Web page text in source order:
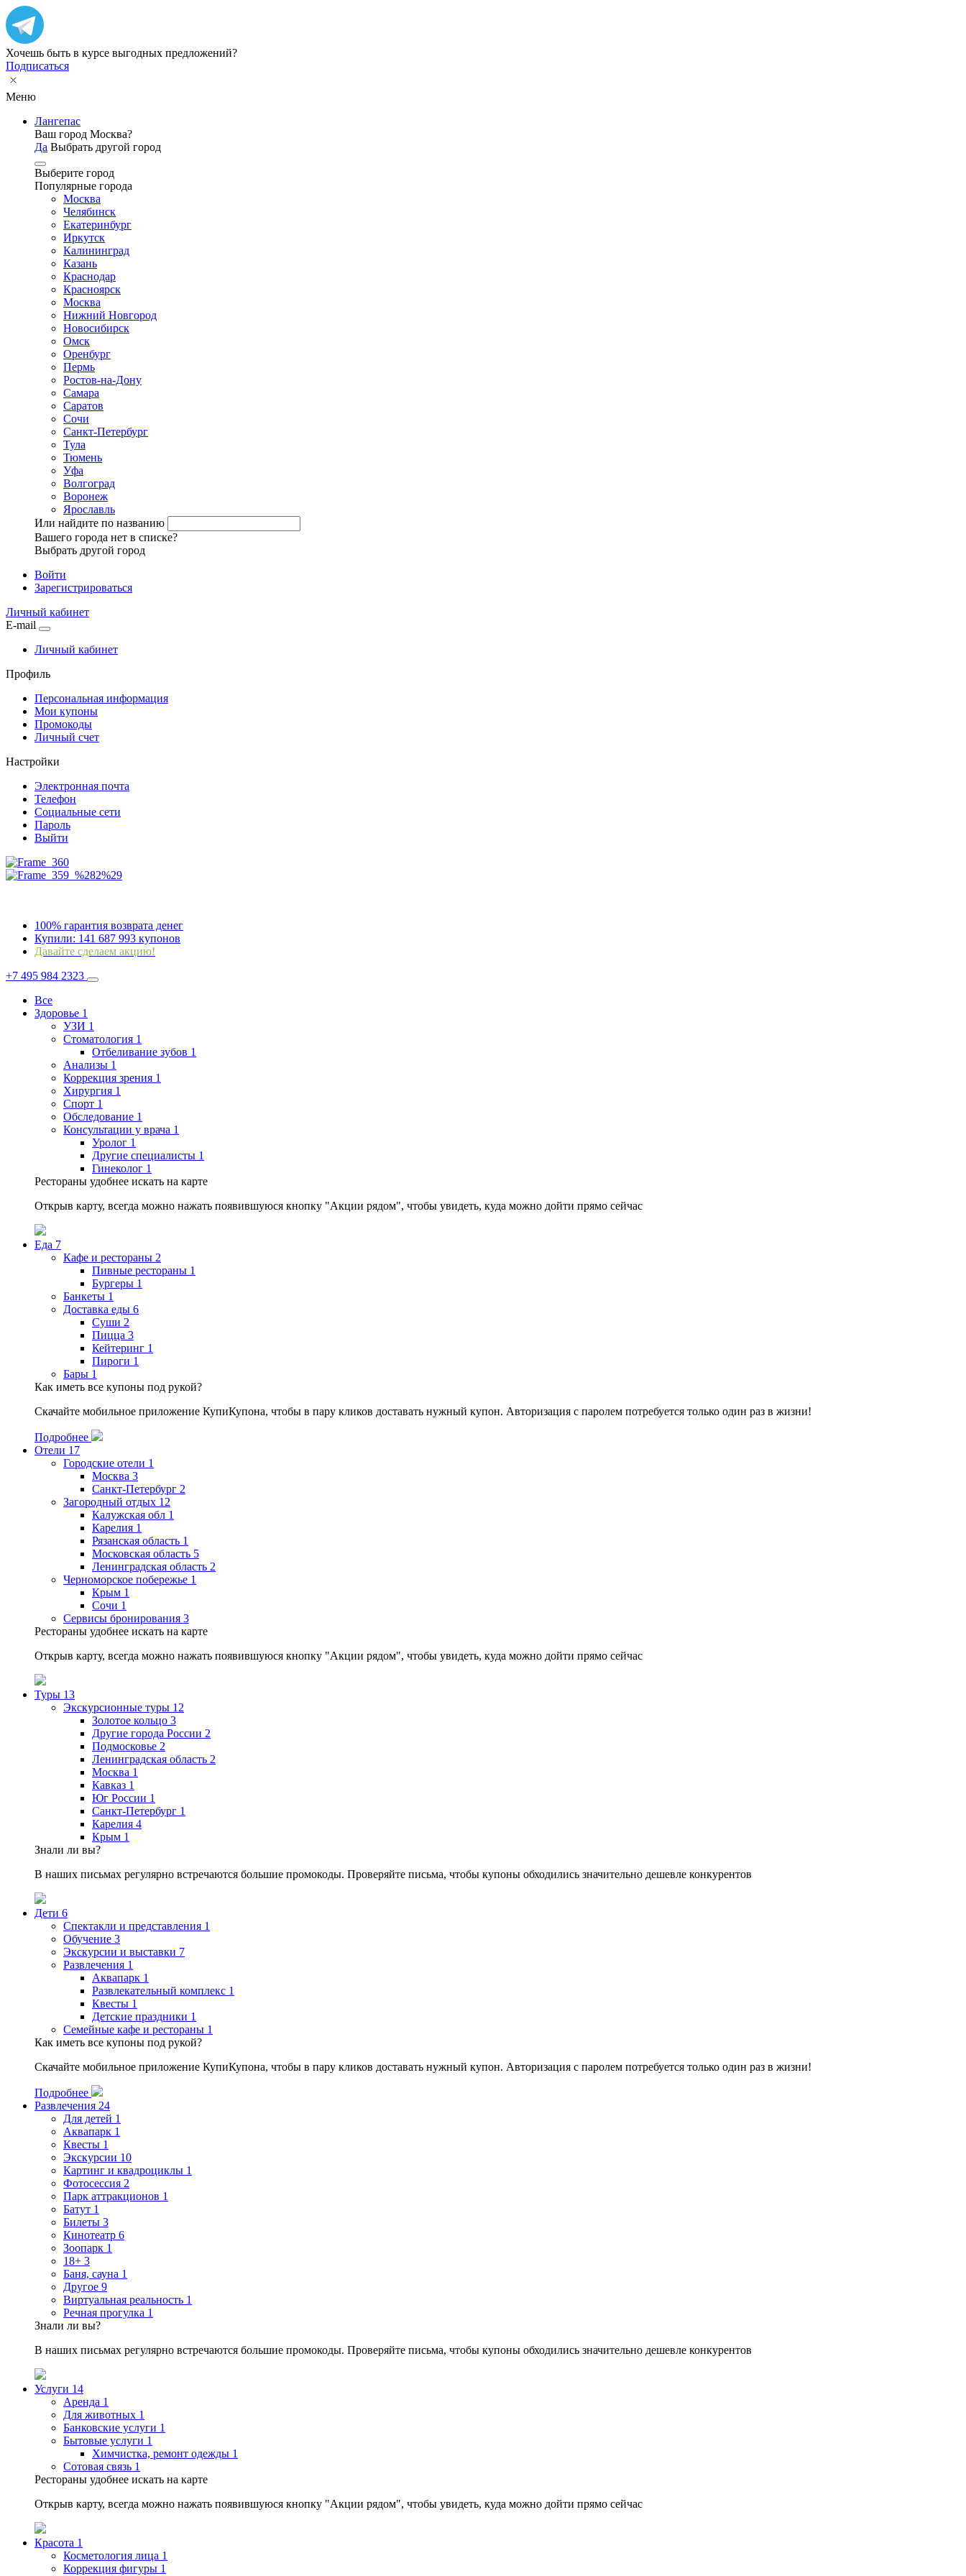
Хочешь быть в курсе выгодных предложений?
Подписаться
Меню
Лангепас
Ваш город Москва?
Да Выбрать другой город
Выберите город
Популярные города
Москва
Челябинск
Екатеринбург
Иркутск
Калининград
Казань
Краснодар
Красноярск
Москва
Нижний Новгород
Новосибирск
Омск
Оренбург
Пермь
Ростов-на-Дону
Самара
Саратов
Сочи
Санкт-Петербург
Тула
Тюмень
Уфа
Волгоград
Воронеж
Ярославль
Или найдите по названию
Вашего города нет в списке?
Выбрать другой город
Войти
Зарегистрироваться
Личный кабинет
E-mail
Личный кабинет
Профиль
Персональная информация
Мои купоны
Промокоды
Личный счет
Настройки
Электронная почта
Телефон
Социальные сети
Пароль
Выйти
100% гарантия возврата денег
Купили: 141 687 993 купонов
Давайте сделаем акцию!
+7 495 984 2323
Все
Здоровье 1
УЗИ 1
Стоматология 1
Отбеливание зубов 1
Анализы 1
Коррекция зрения 1
Хирургия 1
Спорт 1
Обследование 1
Консультации у врача 1
Уролог 1
Другие специалисты 1
Гинеколог 1
Рестораны удобнее искать на карте
Открыв карту, всегда можно нажать появившуюся кнопку "Акции рядом", чтобы увидеть, куда можно дойти прямо сейчас
Еда 7
Кафе и рестораны 2
Пивные рестораны 1
Бургеры 1
Банкеты 1
Доставка еды 6
Суши 2
Пицца 3
Кейтеринг 1
Пироги 1
Бары 1
Как иметь все купоны под рукой?
Скачайте мобильное приложение КупиКупона, чтобы в пару кликов доставать нужный купон. Авторизация с паролем потребуется только один раз в жизни!
Подробнее
Отели 17
Городские отели 1
Москва 3
Санкт-Петербург 2
Загородный отдых 12
Калужская обл 1
Карелия 1
Рязанская область 1
Московская область 5
Ленинградская область 2
Черноморское побережье 1
Крым 1
Сочи 1
Сервисы бронирования 3
Рестораны удобнее искать на карте
Открыв карту, всегда можно нажать появившуюся кнопку "Акции рядом", чтобы увидеть, куда можно дойти прямо сейчас
Туры 13
Экскурсионные туры 12
Золотое кольцо 3
Другие города России 2
Подмосковье 2
Ленинградская область 2
Москва 1
Кавказ 1
Юг России 1
Санкт-Петербург 1
Карелия 4
Крым 1
Знали ли вы?
В наших письмах регулярно встречаются большие промокоды. Проверяйте письма, чтобы купоны обходились значительно дешевле конкурентов
Дети 6
Спектакли и представления 1
Обучение 3
Экскурсии и выставки 7
Развлечения 1
Аквапарк 1
Развлекательный комплекс 1
Квесты 1
Детские праздники 1
Семейные кафе и рестораны 1
Как иметь все купоны под рукой?
Скачайте мобильное приложение КупиКупона, чтобы в пару кликов доставать нужный купон. Авторизация с паролем потребуется только один раз в жизни!
Подробнее
Развлечения 24
Для детей 1
Аквапарк 1
Квесты 1
Экскурсии 10
Картинг и квадроциклы 1
Фотосессия 2
Парк аттракционов 1
Батут 1
Билеты 3
Кинотеатр 6
Зоопарк 1
18+ 3
Баня, сауна 1
Другое 9
Виртуальная реальность 1
Речная прогулка 1
Знали ли вы?
В наших письмах регулярно встречаются большие промокоды. Проверяйте письма, чтобы купоны обходились значительно дешевле конкурентов
Услуги 14
Аренда 1
Для животных 1
Банковские услуги 1
Бытовые услуги 1
Химчистка, ремонт одежды 1
Сотовая связь 1
Рестораны удобнее искать на карте
Открыв карту, всегда можно нажать появившуюся кнопку "Акции рядом", чтобы увидеть, куда можно дойти прямо сейчас
Красота 1
Косметология лица 1
Коррекция фигуры 1